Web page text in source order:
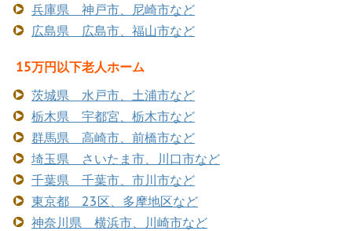
兵庫県 神戸市、尼崎市など
広島県 広島市、福山市など
15万円以下老人ホーム
茨城県 水戸市、土浦市など
栃木県 宇都宮、栃木市など
群馬県 高崎市、前橋市など
埼玉県 さいたま市、川口市など
千葉県 千葉市、市川市など
東京都 23区、多摩地区など
神奈川県 横浜市、川崎市など